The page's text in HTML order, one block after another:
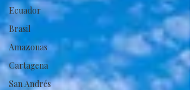
Ecuador
Brasil
Amazonas
Cartagena
San Andrés